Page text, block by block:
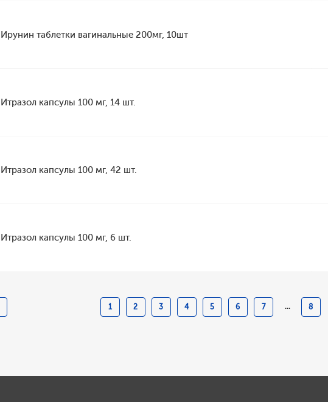
Ирунин таблетки вагинальные 200мг, 10шт
Итразол капсулы 100 мг, 14 шт.
Итразол капсулы 100 мг, 42 шт.
Итразол капсулы 100 мг, 6 шт.
1 2 3 4 5 6 7 ... 8